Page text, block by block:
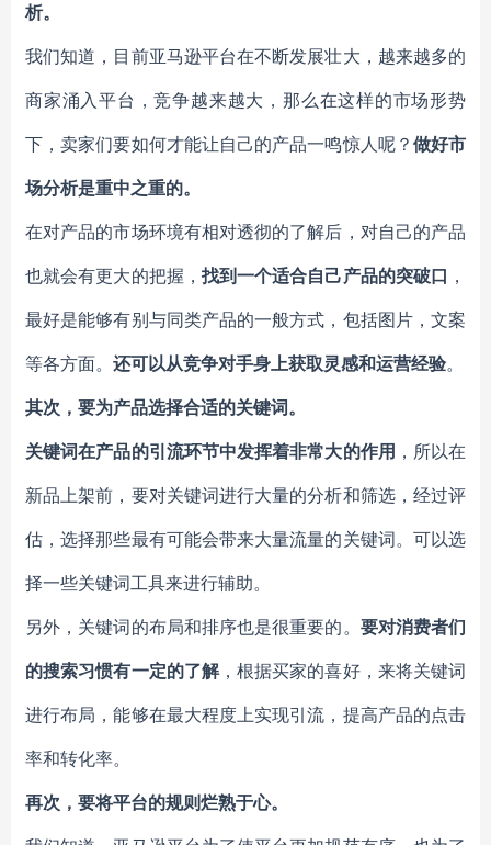
析。
我们知道，目前亚马逊平台在不断发展壮大，越来越多的
商家涌入平台，竞争越来越大，那么在这样的市场形势
下，卖家们要如何才能让自己的产品一鸣惊人呢？ 做好市
场分析是重中之重的。
在对产品的市场环境有相对透彻的了解后，对自己的产品
也就会有更大的把握， 找到一个适合自己产品的突破口 ，
最好是能够有别与同类产品的一般方式，包括图片，文案
等各方面。 还可以从竞争对手身上获取灵感和运营经验。
其次，要为产品选择合适的关键词。
关键词在产品的引流环节中发挥着非常大的作用 ，所以在
新品上架前，要对关键词进行大量的分析和筛选，经过评
估，选择那些最有可能会带来大量流量的关键词。可以选
择一些关键词工具来进行辅助。
另外，关键词的布局和排序也是很重要的。 要对消费者们
的搜索习惯有一定的了解，根据买家的喜好，来将关键词
进行布局，能够在最大程度上实现引流，提高产品的点击
率和转化率。
再次，要将平台的规则烂熟于心。